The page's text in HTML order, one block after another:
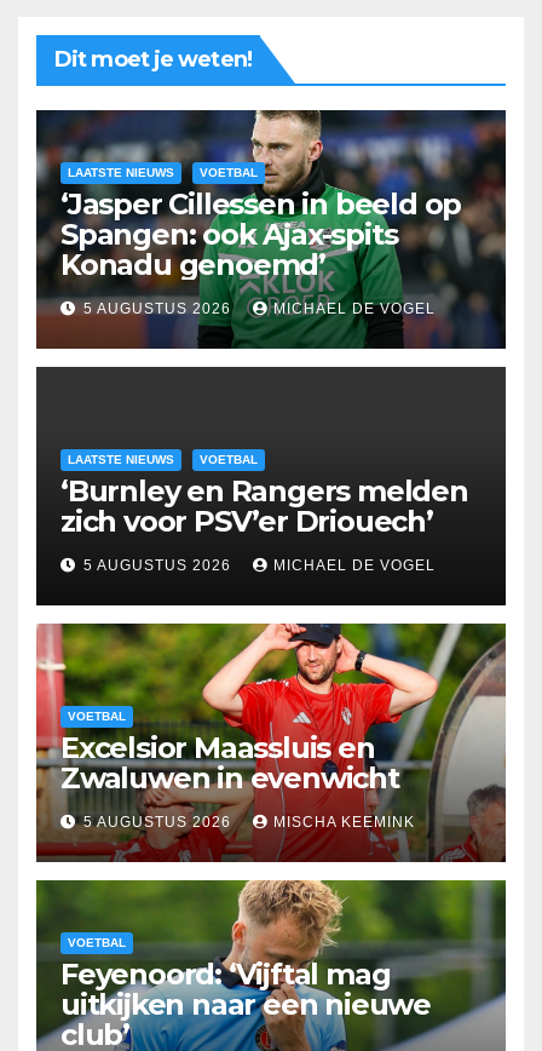
Dit moet je weten!
LAATSTE NIEUWS VOETBAL
‘Jasper Cillessen in beeld op
Spangen: ook Ajax-spits
Konadu genoemd’
5 AUGUSTUS 2026 MICHAEL DE VOGEL
LAATSTE NIEUWS VOETBAL
‘Burnley en Rangers melden
zich voor PSV’er Driouech’
5 AUGUSTUS 2026 MICHAEL DE VOGEL
VOETBAL
Excelsior Maassluis en
Zwaluwen in evenwicht
5 AUGUSTUS 2026 MISCHA KEEMINK
VOETBAL
Feyenoord: ‘Vijftal mag
uitkijken naar een nieuwe
club’